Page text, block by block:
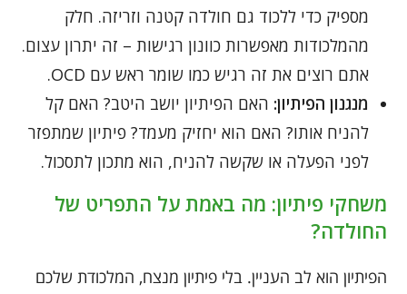
מספיק כדי ללכוד גם חולדה קטנה וזריזה. חלק
מהמלכודות מאפשרות כוונון רגישות – זה יתרון עצום.
אתם רוצים את זה רגיש כמו שומר ראש עם OCD.
מנגנון הפיתיון: האם הפיתיון יושב היטב? האם קל
להניח אותו? האם הוא יחזיק מעמד? פיתיון שמתפזר
לפני הפעלה או שקשה להניח, הוא מתכון לתסכול.
משחקי פיתיון: מה באמת על התפריט של
החולדה?
הפיתיון הוא לב העניין. בלי פיתיון מנצח, המלכודת שלכם